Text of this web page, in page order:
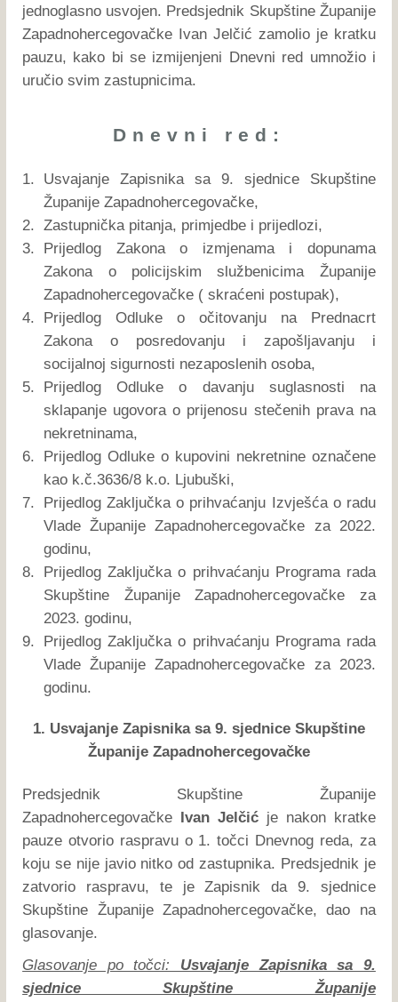
jednoglasno usvojen. Predsjednik Skupštine Županije
Zapadnohercegovačke Ivan Jelčić zamolio je kratku
pauzu, kako bi se izmijenjeni Dnevni red umnožio i
uručio svim zastupnicima.
Dnevni red:
1.
Usvajanje Zapisnika sa 9. sjednice Skupštine
Županije Zapadnohercegovačke,
2. Zastupnička pitanja, primjedbe i prijedlozi,
3.
Prijedlog Zakona o izmjenama i dopunama
Zakona o policijskim službenicima Županije
Zapadnohercegovačke ( skraćeni postupak),
4.
Prijedlog Odluke o očitovanju na Prednacrt
Zakona o posredovanju i zapošljavanju i
socijalnoj sigurnosti nezaposlenih osoba,
5.
Prijedlog Odluke o davanju suglasnosti na
sklapanje ugovora o prijenosu stečenih prava na
nekretninama,
6.
Prijedlog Odluke o kupovini nekretnine označene
kao k.č.3636/8 k.o. Ljubuški,
7.
Prijedlog Zaključka o prihvaćanju Izvješća o radu
Vlade Županije Zapadnohercegovačke za 2022.
godinu,
8.
Prijedlog Zaključka o prihvaćanju Programa rada
Skupštine Županije Zapadnohercegovačke za
2023. godinu,
9.
Prijedlog Zaključka o prihvaćanju Programa rada
Vlade Županije Zapadnohercegovačke za 2023.
godinu.
1. Usvajanje Zapisnika sa 9. sjednice Skupštine
Županije Zapadnohercegovačke
Predsjednik Skupštine Županije
Zapadnohercegovačke Ivan Jelčić je nakon kratke
pauze otvorio raspravu o 1. točci Dnevnog reda, za
koju se nije javio nitko od zastupnika. Predsjednik je
zatvorio raspravu, te je Zapisnik da 9. sjednice
Skupštine Županije Zapadnohercegovačke, dao na
glasovanje.
Glasovanje po točci: Usvajanje Zapisnika sa 9.
sjednice Skupštine Županije